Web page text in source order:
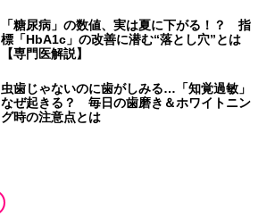
「糖尿病」の数値、実は夏に下がる！？ 指
標「HbA1c」の改善に潜む“落とし穴”とは
【専門医解説】
虫歯じゃないのに歯がしみる…「知覚過敏」
なぜ起きる？ 毎日の歯磨き＆ホワイトニン
グ時の注意点とは